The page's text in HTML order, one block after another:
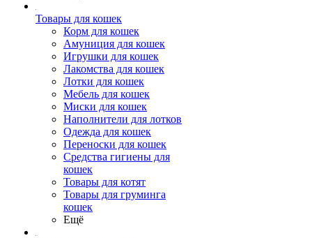
Товары для кошек
Корм для кошек
Амуниция для кошек
Игрушки для кошек
Лакомства для кошек
Лотки для кошек
Мебель для кошек
Миски для кошек
Наполнители для лотков
Одежда для кошек
Переноски для кошек
Средства гигиены для
кошек
Товары для котят
Товары для груминга
кошек
Ещё